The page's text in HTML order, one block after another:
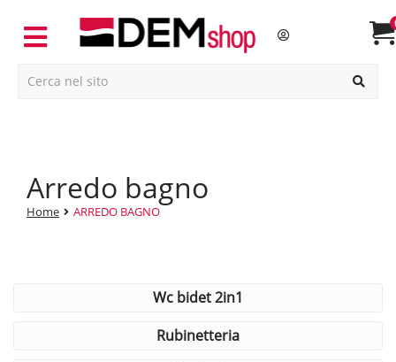
arredo bagno
Home ARREDO BAGNO
wc bidet 2in1
rubinetteria